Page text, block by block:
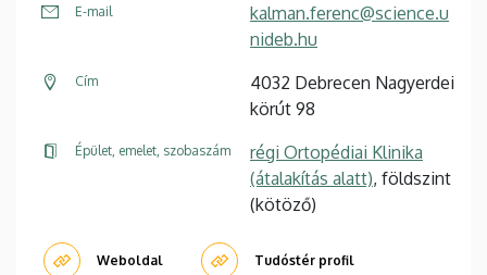
E-mail
kalman.ferenc@science.u
nideb.hu
Cím
4032 Debrecen Nagyerdei
körút 98
Épület, emelet, szobaszám
régi Ortopédiai Klinika
(átalakítás alatt), földszint
(kötöző)
Weboldal Tudóstér profil